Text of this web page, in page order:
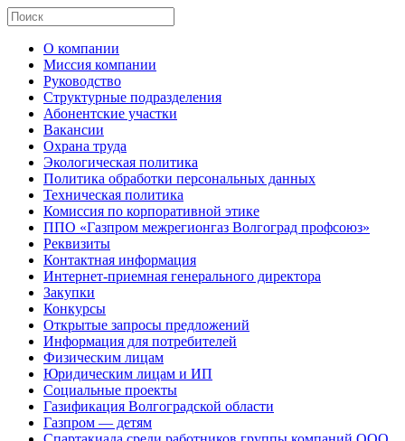
О компании
Миссия компании
Руководство
Структурные подразделения
Абонентские участки
Вакансии
Охрана труда
Экологическая политика
Политика обработки персональных данных
Техническая политика
Комиссия по корпоративной этике
ППО «Газпром межрегионгаз Волгоград профсоюз»
Реквизиты
Контактная информация
Интернет-приемная генерального директора
Закупки
Конкурсы
Открытые запросы предложений
Информация для потребителей
Физическим лицам
Юридическим лицам и ИП
Социальные проекты
Газификация Волгоградской области
Газпром — детям